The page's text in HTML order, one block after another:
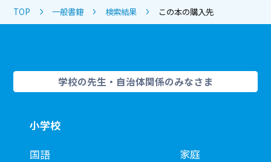
TOP 一般書籍 検索結果 この本の購入先
学校の先生・自治体関係のみなさま
小学校
国語
家庭